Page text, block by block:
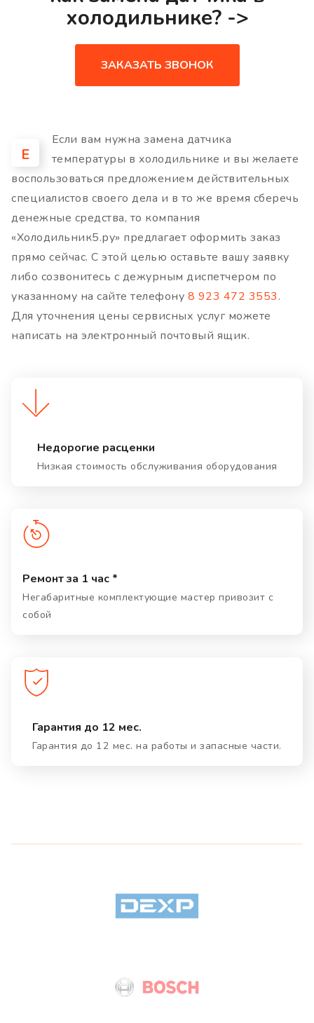
холодильнике? ->
ЗАКАЗАТЬ ЗВОНОК
Е
Если вам нужна замена датчика
температуры в холодильнике и вы желаете
воспользоваться предложением действительных
специалистов своего дела и в то же время сберечь
денежные средства, то компания
«Холодильник5.ру» предлагает оформить заказ
прямо сейчас. С этой целью оставьте вашу заявку
либо созвонитесь с дежурным диспетчером по
указанному на сайте телефону 8 923 472 3553.
Для уточнения цены сервисных услуг можете
написать на электронный почтовый ящик.
Недорогие расценки
Низкая стоимость обслуживания оборудования
Ремонт за 1 час *
Негабаритные комплектующие мастер привозит с
собой
Гарантия до 12 мес.
Гарантия до 12 мес. на работы и запасные части.